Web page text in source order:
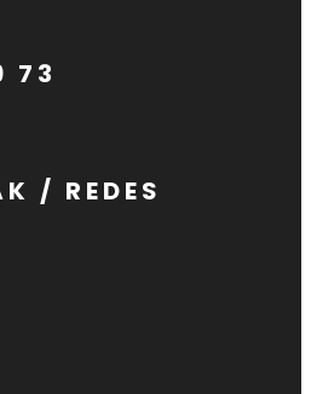
73
/ REDES